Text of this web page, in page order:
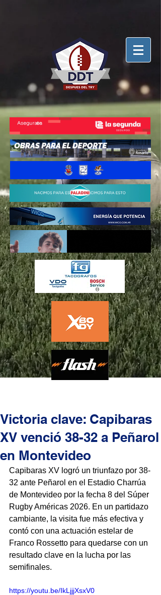
Victoria clave: Capibaras
XV venció 38-32 a Peñarol
en Montevideo
Capibaras XV logró un triunfazo por 38-
32 ante Peñarol en el Estadio Charrúa
de Montevideo por la fecha 8 del Súper
Rugby Américas 2026. En un partidazo
cambiante, la visita fue más efectiva y
contó con una actuación estelar de
Franco Rossetto para quedarse con un
resultado clave en la lucha por las
semifinales.
https://youtu.be/IkLjjjXsxV0